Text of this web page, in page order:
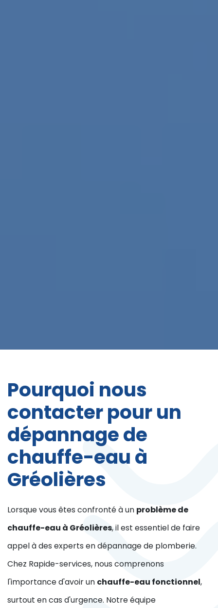
Pourquoi nous
contacter pour un
dépannage de
chauffe-eau à
Gréolières
Lorsque vous êtes confronté à un problème de
chauffe-eau à Gréolières, il est essentiel de faire
appel à des experts en dépannage de plomberie.
Chez Rapide-services, nous comprenons
l'importance d'avoir un chauffe-eau fonctionnel,
surtout en cas d'urgence. Notre équipe